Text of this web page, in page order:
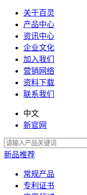
关于百灵
产品中心
资讯中心
企业文化
加入我们
营销网络
资料下载
联系我们
中文
新官网
新品推荐
常规产品
专利证书